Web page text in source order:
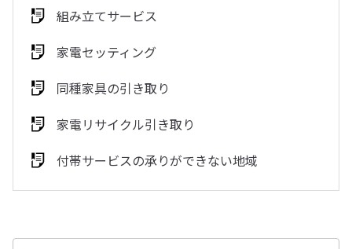
組み立てサービス
家電セッティング
同種家具の引き取り
家電リサイクル引き取り
付帯サービスの承りができない地域